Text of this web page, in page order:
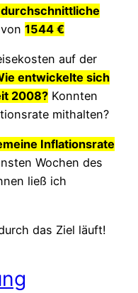
von 1544 €
auf der
entwickelte sich
2008? Konnten
mithalten?
Inflationsrate
Wochen des
ließ ich
das Ziel läuft!